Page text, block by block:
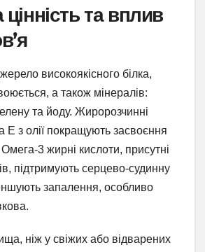
та вплив
високоякісного білка,
а також мінералів:
та йоду. Жиророзчинні
E з олії покращують засвоєння
Омега-3 жирні кислоти, присутні
підтримують серцево-судинну
запалення, особливо
ніж у свіжих або відварених